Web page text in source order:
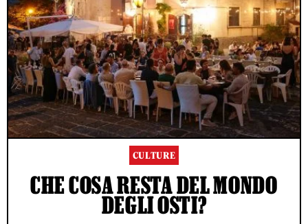
CULTURE
CHE COSA RESTA DEL MONDO
DEGLI OSTI?